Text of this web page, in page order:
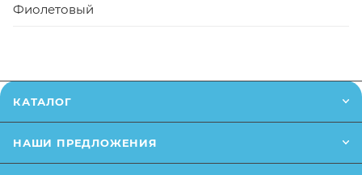
Фиолетовый
КАТАЛОГ
НАШИ ПРЕДЛОЖЕНИЯ